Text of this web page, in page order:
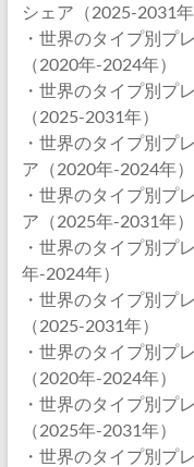
シェア（2025-2031年
・世界のタイプ別プ
（2020年-2024年）
・世界のタイプ別プ
（2025-2031年）
・世界のタイプ別プ
ア（2020年-2024年）
・世界のタイプ別プ
ア（2025年-2031年）
・世界のタイプ別プ
年-2024年）
・世界のタイプ別プ
（2025-2031年）
・世界のタイプ別プ
（2020年-2024年）
・世界のタイプ別プ
（2025年-2031年）
・世界のタイプ別プ